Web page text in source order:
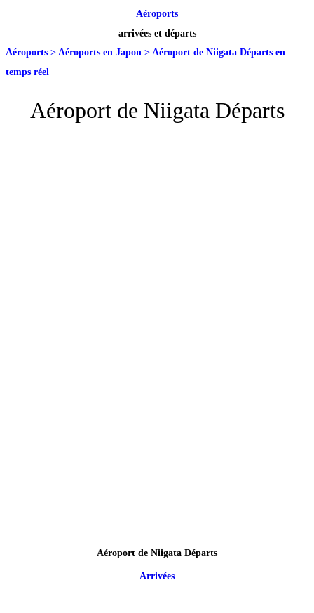
Aéroports
arrivées et départs
Aéroports > Aéroports en Japon > Aéroport de Niigata Départs en
temps réel
Aéroport de Niigata Départs
Aéroport de Niigata Départs
Arrivées